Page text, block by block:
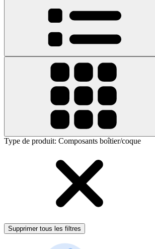
Type de produit: Composants boîtier/coque
Supprimer tous les filtres